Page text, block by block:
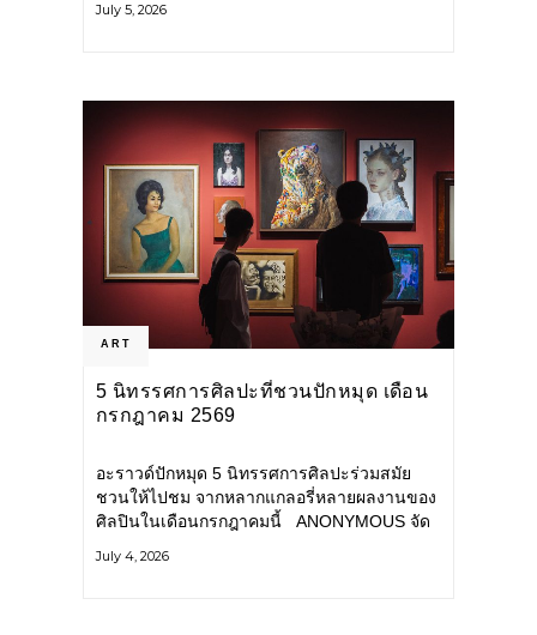
แวดล้อม ผ่านแอปพลิเคชัน MuvMi (มูฟมี)
July 5, 2026
ART
5 นิทรรศการศิลปะที่ชวนปักหมุด เดือน
กรกฎาคม 2569
อะราวด์ปักหมุด 5 นิทรรศการศิลปะร่วมสมัย
ชวนให้ไปชม จากหลากแกลอรี่หลายผลงานของ
ศิลปินในเดือนกรกฎาคมนี้ ANONYMOUS จัด
กลุ่ม Anonymous โดยมี นิ่ม
July 4, 2026